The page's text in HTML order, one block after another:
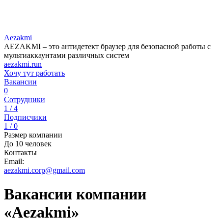
Aezakmi
AEZAKMI – это антидетект браузер для безопасной работы с
мультиаккаунтами различных систем
aezakmi.run
Хочу тут работать
Вакансии
0
Сотрудники
1 / 4
Подписчики
1 / 0
Размер компании
До 10 человек
Контакты
Email:
aezakmi.corp@gmail.com
Вакансии компании
«Aezakmi»